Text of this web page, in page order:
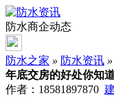
防水商企动态
防水之家 » 防水资讯 »
年底交房的好处你知
作者：18581897870